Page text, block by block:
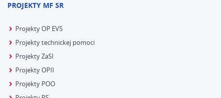
PROJEKTY MF SR
Projekty OP EVS
Projekty technickej pomoci
Projekty ZaSI
Projekty OPII
Projekty POO